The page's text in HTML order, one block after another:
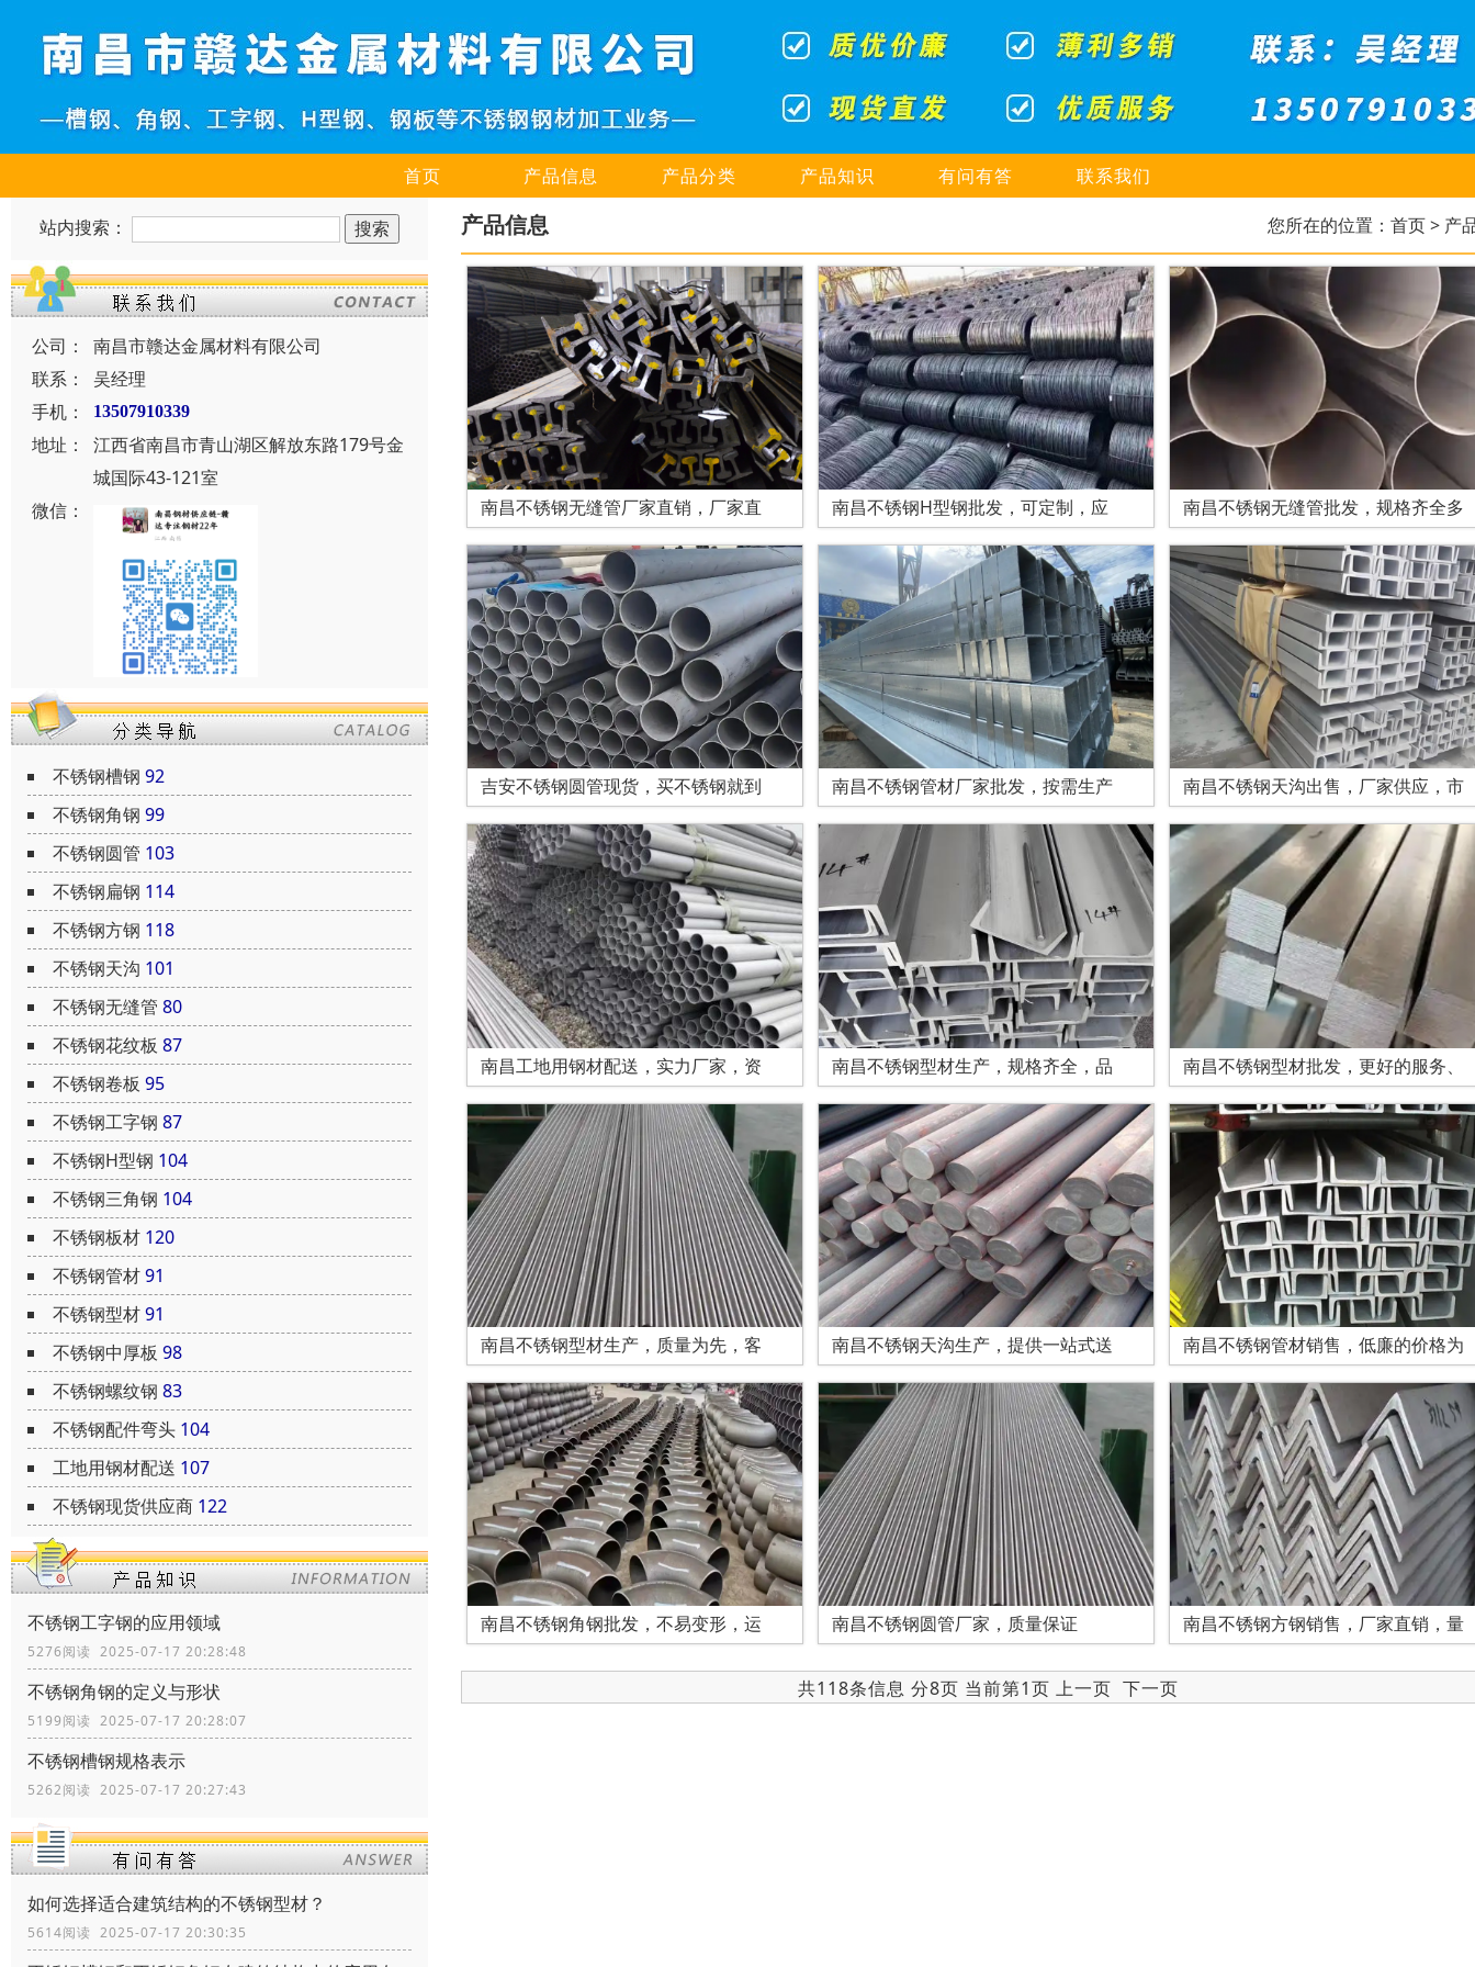
首页 产品信息 产品分类 产品知识 有问有答 联系我们
站内搜索：
公司：
南昌市赣达金属材料有限公司
联系：
吴经理
手机：
13507910339
地址：
江西省南昌市青山湖区解放东路179号金
城国际43-121室
微信：
不锈钢槽钢 92
不锈钢角钢 99
不锈钢圆管 103
不锈钢扁钢 114
不锈钢方钢 118
不锈钢天沟 101
不锈钢无缝管 80
不锈钢花纹板 87
不锈钢卷板 95
不锈钢工字钢 87
不锈钢H型钢 104
不锈钢三角钢 104
不锈钢板材 120
不锈钢管材91
不锈钢型材91
不锈钢中厚板 98
不锈钢螺纹钢 83
不锈钢配件弯头 104
工地用钢材配送 107
不锈钢现货供应商 122
不锈钢工字钢的应用领域
5276阅读 2025-07-17 20:28:48
不锈钢角钢的定义与形状
5199阅读 2025-07-17 20:28:07
不锈钢槽钢规格表示
5262阅读 2025-07-17 20:27:43
如何选择适合建筑结构的不锈钢型材？
5614阅读 2025-07-17 20:30:35
产品信息 您所在的位置： 首页> 产
南昌不锈钢无缝管厂家直销，厂家直 南昌不锈钢H型钢批发，可定制，应 南昌不锈钢无缝管批发，规格齐全多
吉安不锈钢圆管现货，买不锈钢就到 南昌不锈钢管材厂家批发，按需生产 南昌不锈钢天沟出售，厂家供应，市
南昌工地用钢材配送，实力厂家，资 南昌不锈钢型材生产，规格齐全，品 南昌不锈钢型材批发，更好的服务、
南昌不锈钢型材生产，质量为先，客 南昌不锈钢天沟生产，提供一站式送 南昌不锈钢管材销售，低廉的价格为
南昌不锈钢角钢批发，不易变形，运 南昌不锈钢圆管厂家，质量保证 南昌不锈钢方钢销售，厂家直销，量
共118条信息 分8页 当前第1页 上一页 下一页